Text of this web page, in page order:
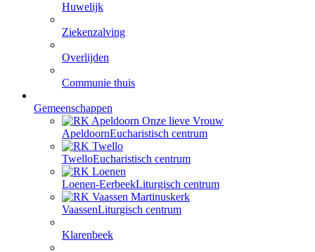
Huwelijk
Ziekenzalving
Overlijden
Communie thuis
Gemeenschappen
ApeldoornEucharistisch centrum
TwelloEucharistisch centrum
Loenen-EerbeekLiturgisch centrum
VaassenLiturgisch centrum
Klarenbeek